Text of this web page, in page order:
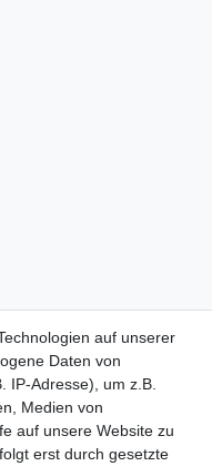
auf unserer
Daten von
IP-Adresse), um z.B.
Medien von
auf unsere Website zu
erst durch gesetzte